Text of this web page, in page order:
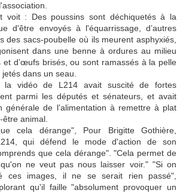
voit : Des poussins sont déchiquetés à la
d'être envoyés à l'équarrissage, d’autres
des sacs-poubelle où ils meurent asphyxiés,
dans une benne à ordures au milieu
et d’œufs brisés, ou sont ramassés à la pelle
dans un seau.
la vidéo de L214 avait suscité de fortes
parmi les députés et sénateurs, et avait
générale de l’alimentation à remettre à plat
animal.
cela dérange", Pour Brigitte Gothière,
qui défend le mode d'action de son
que cela dérange". "Cela permet de
ne veut pas nous laisser voir." "Si on
ces images, il ne se serait rien passé",
qu'il faille "absolument provoquer un